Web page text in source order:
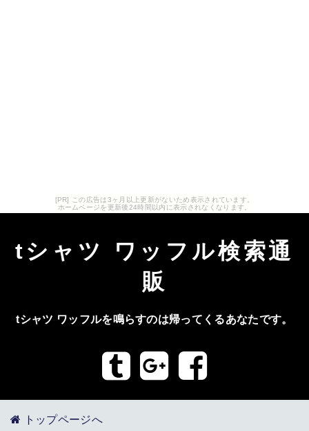
[PR] この広告は3ヶ月以上更新がないため表示されています。
ホームページを更新後24時間以内に表示されなくなります。
tシャツ ワッフル検索通
販
tシャツ ワッフルを鳴らすのは帰ってくるあなたです。
トップページへ